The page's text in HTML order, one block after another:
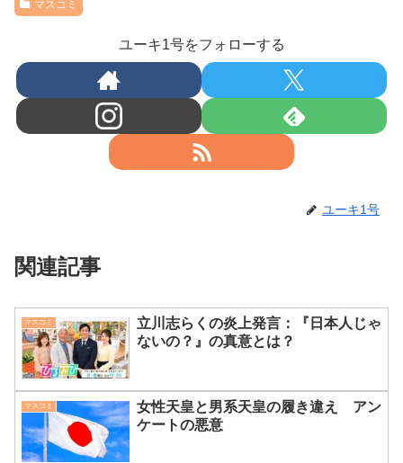
マスコミ
ユーキ1号をフォローする
ユーキ1号
関連記事
マスコミ
立川志らくの炎上発言：『日本人じゃ
ないの？』の真意とは？
マスコミ
女性天皇と男系天皇の履き違え アン
ケートの悪意